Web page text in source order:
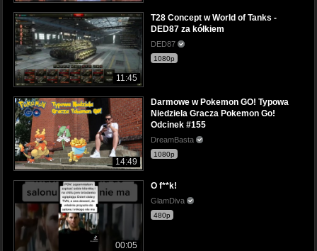
11:45
T28 Concept w World of Tanks -
DED87 za kółkiem
DED87
1080p
14:49
Darmowe w Pokemon GO! Typowa
Niedziela Gracza Pokemon Go!
Odcinek #155
DreamBasta
1080p
00:05
O f**k!
GlamDiva
480p